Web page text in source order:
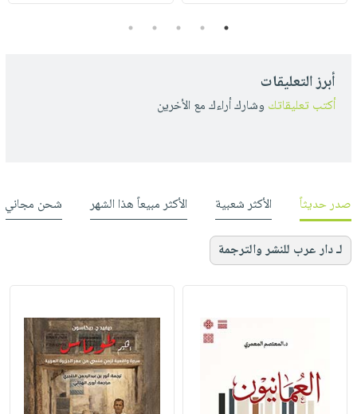
1
2
3
4
5
أبرز التعليقات
أكتب تعليقاتك وشارك أراءك مع الأخرين
صدر حديثاً الأكثر شعبية الأكثر مبيعاً هذا الشهر شحن مجاني
لـ دار عرب للنشر والترجمة